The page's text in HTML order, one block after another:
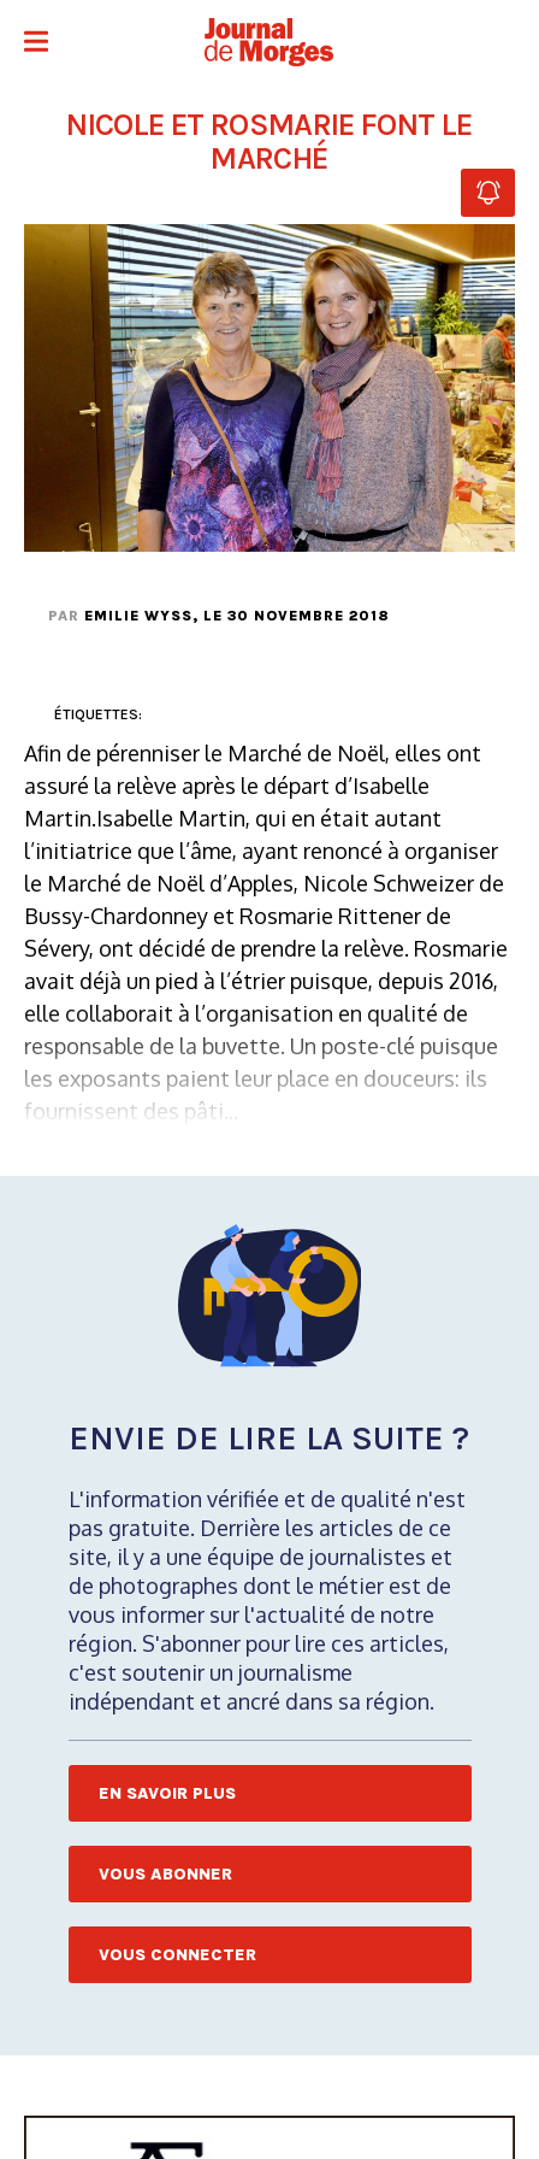
NICOLE ET ROSMARIE FONT LE
MARCHÉ
PAR EMILIE WYSS, LE 30 NOVEMBRE 2018
ÉTIQUETTES:
Afin de pérenniser le Marché de Noël, elles ont
assuré la relève après le départ d’Isabelle
Martin.Isabelle Martin, qui en était autant
l’initiatrice que l’âme, ayant renoncé à organiser
le Marché de Noël d’Apples, Nicole Schweizer de
Bussy-Chardonney et Rosmarie Rittener de
Sévery, ont décidé de prendre la relève. Rosmarie
avait déjà un pied à l’étrier puisque, depuis 2016,
elle collaborait à l’organisation en qualité de
responsable de la buvette. Un poste-clé puisque
les exposants paient leur place en douceurs: ils
fournissent des pâti...
ENVIE DE LIRE LA SUITE ?
L'information vérifiée et de qualité n'est
pas gratuite. Derrière les articles de ce
site, il y a une équipe de journalistes et
de photographes dont le métier est de
vous informer sur l'actualité de notre
région. S'abonner pour lire ces articles,
c'est soutenir un journalisme
indépendant et ancré dans sa région.
EN SAVOIR PLUS
VOUS ABONNER
VOUS CONNECTER